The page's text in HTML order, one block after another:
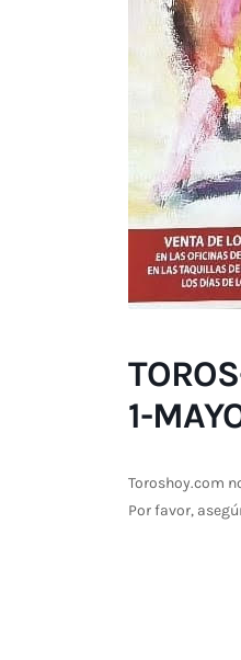
1-
Toroshoy.com
Por favor,